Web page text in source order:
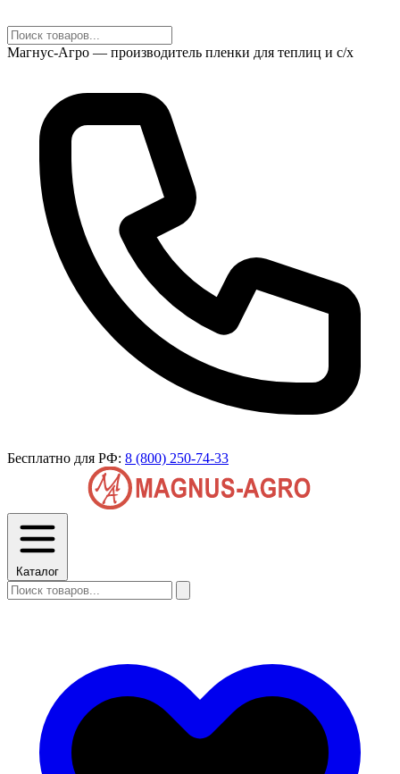
Магнус-Агро — производитель пленки для теплиц и с/х
Бесплатно для РФ: 8 (800) 250-74-33
Каталог